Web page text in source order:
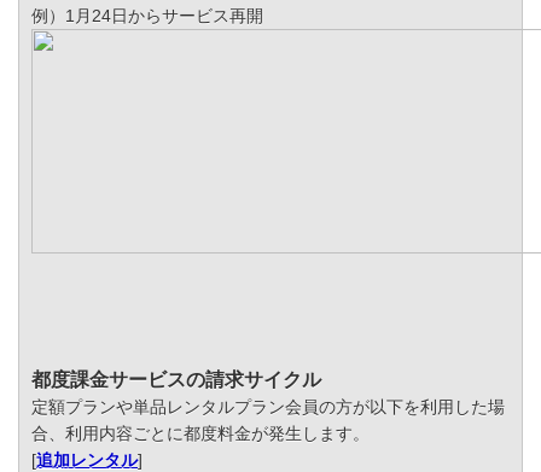
例）1月24日からサービス再開
都度課金サービスの請求サイクル
定額プランや単品レンタルプラン会員の方が以下を利用した場
合、利用内容ごとに都度料金が発生します。
[追加レンタル]